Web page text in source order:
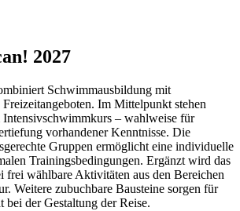
2027
Schwimmausbildung mit
Im Mittelpunkt stehen
Intensivschwimmkurs – wahlweise für
vorhandener Kenntnisse. Die
Gruppen ermöglicht eine individuelle
Trainingsbedingungen. Ergänzt wird das
frei wählbare Aktivitäten aus den Bereichen
Weitere zubuchbare Bausteine sorgen für
der Gestaltung der Reise.